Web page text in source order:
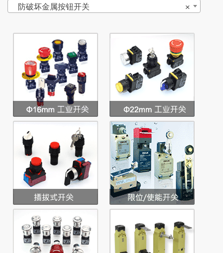
×
防破坏金属按钮开关